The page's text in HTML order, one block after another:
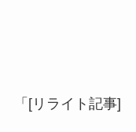
「[リライト記事]